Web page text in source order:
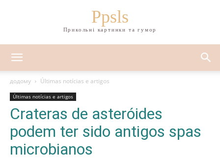
Ppsls
Прикольні картинки та гумор
додому Últimas notícias e artigos
Últimas notícias e artigos
Crateras de asteróides
podem ter sido antigos spas
microbianos